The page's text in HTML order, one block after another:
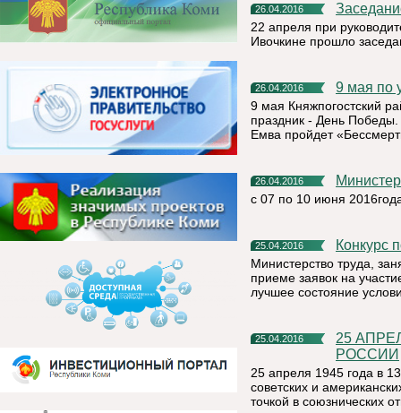
26.04.2016
22 апреля при
Ивочкине прошло
26.04.2016 9 мая
9 мая Княжпогостский
праздник - День Победы.
Емва пройдет
26.04.2016
с 07 по 10 июня
25.04.2016
Министерство труда,
приеме заявок на
лучшее состояние
25.04.2016
25 АПРЕЛЯ – ПАМЯТНАЯ ДАТА ВОЕННОЙ ИСТОРИИ
РОССИИ
25 апреля 1945 года в
советских и
точкой в союзнических